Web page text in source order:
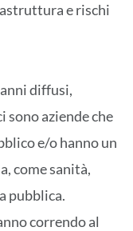
e rischi
diffusi,
aziende che
e/o hanno un
come sanità,
pubblica.
correndo al